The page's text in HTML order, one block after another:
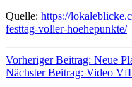
Quelle: https://
festtag-voller-hoehepunkte/
Vorheriger Beitrag: Neue
Nächster Beitrag: Video